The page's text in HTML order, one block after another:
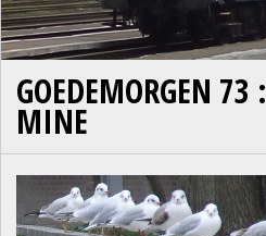
GOEDEMORGEN 73 :
MINE